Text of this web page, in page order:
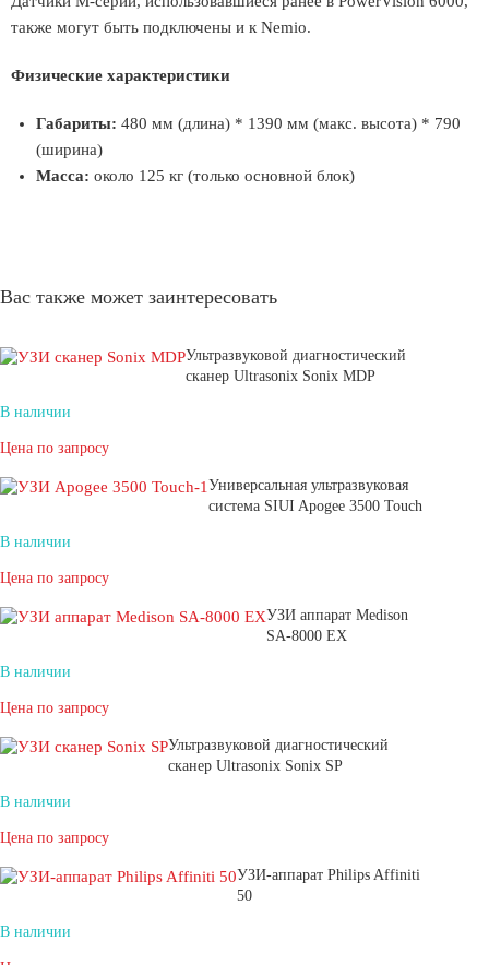
также могут быть подключены и к Nemio.
Физические характеристики
Габариты: 480 мм (длина) * 1390 мм (макс. высота) * 790
(ширина)
Масса: около 125 кг (только основной блок)
Вас также может заинтересовать
Ультразвуковой диагностический
сканер Ultrasonix Sonix MDP
В наличии
Цена по запросу
Универсальная ультразвуковая
система SIUI Apogee 3500 Touch
В наличии
Цена по запросу
УЗИ аппарат Medison
SA-8000 EX
В наличии
Цена по запросу
Ультразвуковой диагностический
сканер Ultrasonix Sonix SP
В наличии
Цена по запросу
УЗИ-аппарат Philips Affiniti
50
В наличии